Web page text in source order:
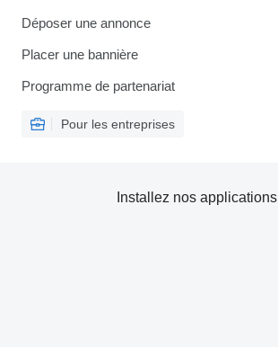
Déposer une annonce
Placer une bannière
Programme de partenariat
Pour les entreprises
Installez nos applications